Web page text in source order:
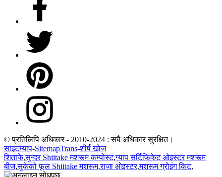
© प्रतिलिपि अधिकार - 2010-2024 : सबै अधिकार सुरक्षित।
साइटम्याप-SitemapTrans-शीर्ष खोज
शिताके,सुन्दर Shiitake मशरूम कम्पोस्ट,ग्याप सर्टिफिकेट ओइस्टर मशरूम
बीज,सुकेको फूल Shiitake मशरूम,राजा ओइस्टर,मशरूम ग्रोइंग किट,